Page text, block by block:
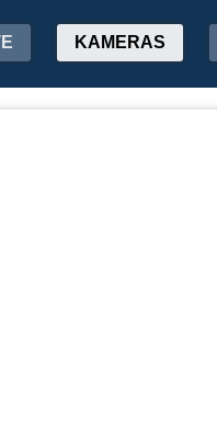
KAMERAS